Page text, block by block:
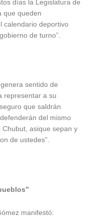
días la Legislatura de
que queden
calendario deportivo
de turno”.
sentido de
representar a su
que saldrán
del mismo
asique sepan y
de ustedes”.
manifestó: